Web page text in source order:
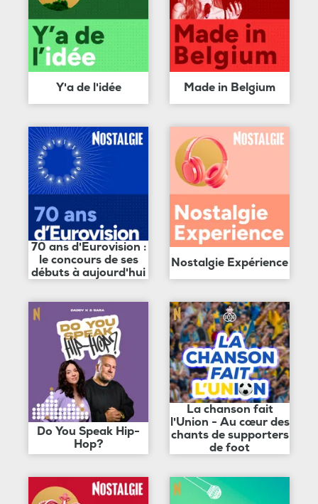
Y'a de l'idée Made in Belgium
70 ans d'Eurovision :
le concours de ses
débuts à aujourd'hui
Nostalgie Expérience
Do You Speak Hip-
Hop?
La chanson fait
l'Union - Au cœur des
chants de supporters
de foot